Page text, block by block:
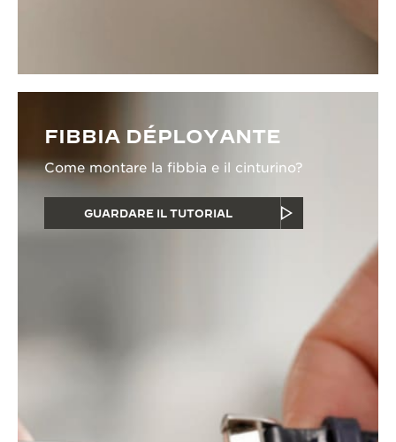
FIBBIA DÉPLOYANTE
Come montare la fibbia e il cinturino?
GUARDARE IL TUTORIAL